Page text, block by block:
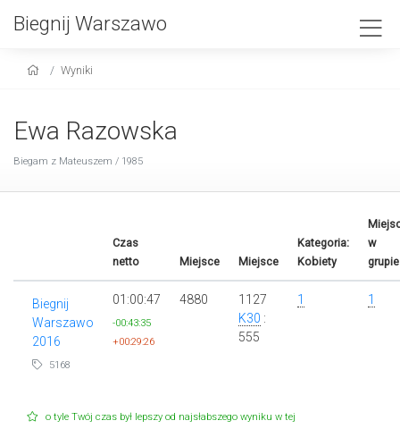
Biegnij Warszawo
Wyniki
Ewa Razowska
Biegam z Mateuszem / 1985
Czas
netto
Miejsce Miejsce
Kategoria:
Kobiety
w
grupie
Biegnij
Warszawo
2016
5168
01:00:47
-00:43:35
+00:29:26
4880
1127
K30 :
555
1 1
o tyle Twój czas był lepszy od najsłabszego wyniku w tej